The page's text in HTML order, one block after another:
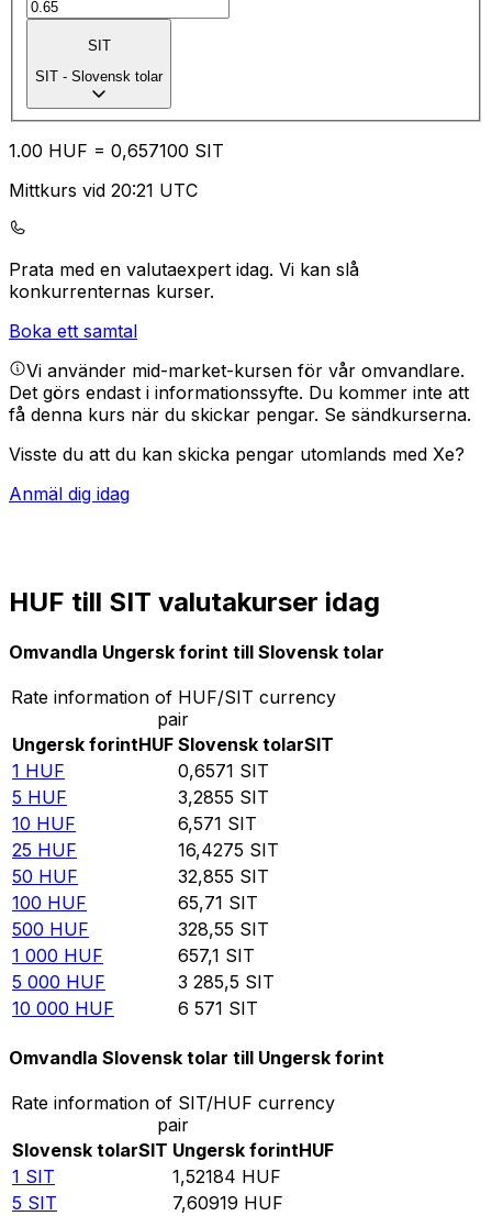
SIT
SIT - Slovensk tolar
1.00 HUF = 0,657100 SIT
Mittkurs vid 20:21 UTC
Prata med en valutaexpert idag. Vi kan slå
konkurrenternas kurser.
Boka ett samtal
Vi använder mid-market-kursen för vår omvandlare.
Det görs endast i informationssyfte. Du kommer inte att
få denna kurs när du skickar pengar. Se sändkurserna.
Visste du att du kan skicka pengar utomlands med Xe?
Anmäl dig idag
HUF till SIT valutakurser idag
Omvandla Ungersk forint till Slovensk tolar
Rate information of HUF/SIT currency
pair
Ungersk forintHUF Slovensk tolarSIT
1 HUF 0,6571 SIT
5 HUF 3,2855 SIT
10 HUF 6,571 SIT
25 HUF 16,4275 SIT
50 HUF 32,855 SIT
100 HUF 65,71 SIT
500 HUF 328,55 SIT
1 000 HUF 657,1 SIT
5 000 HUF 3 285,5 SIT
10 000 HUF 6 571 SIT
Omvandla Slovensk tolar till Ungersk forint
Rate information of SIT/HUF currency
pair
Slovensk tolarSIT Ungersk forintHUF
1 SIT 1,52184 HUF
5 SIT 7,60919 HUF